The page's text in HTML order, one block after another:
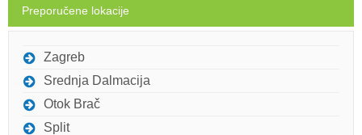
Preporučene lokacije
Zagreb
Srednja Dalmacija
Otok Brač
Split